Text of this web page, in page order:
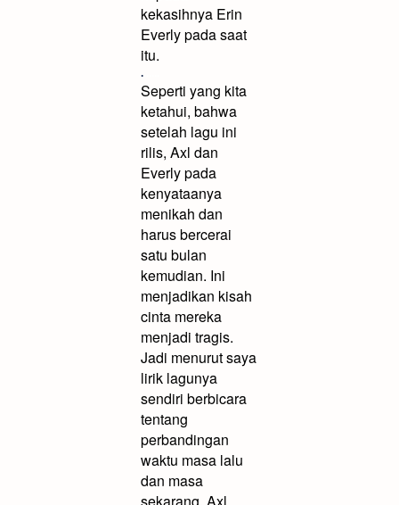
kekasihnya Erin
Everly pada saat
itu.
.
Seperti yang kita
ketahui, bahwa
setelah lagu ini
rilis, Axl dan
Everly pada
kenyataanya
menikah dan
harus bercerai
satu bulan
kemudian. Ini
menjadikan kisah
cinta mereka
menjadi tragis.
Jadi menurut saya
lirik lagunya
sendiri berbicara
tentang
perbandingan
waktu masa lalu
dan masa